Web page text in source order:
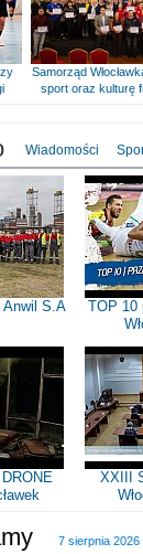
Samorząd
sport oraz kulturę
Wiadomości
Anwil S.A
TOP 10
XXIII
7 sierpnia 2026